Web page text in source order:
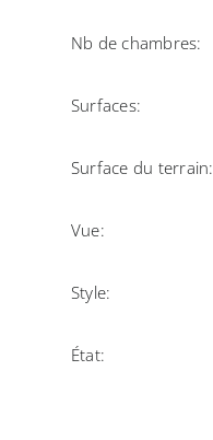
Nb de chambres:
Surfaces:
Surface du terrain:
Vue:
Style:
État: